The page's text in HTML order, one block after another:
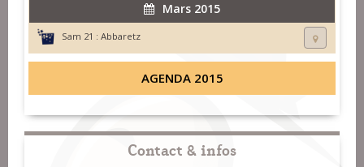
Mars 2015
Sam 21 : Abbaretz
AGENDA 2015
Contact & infos